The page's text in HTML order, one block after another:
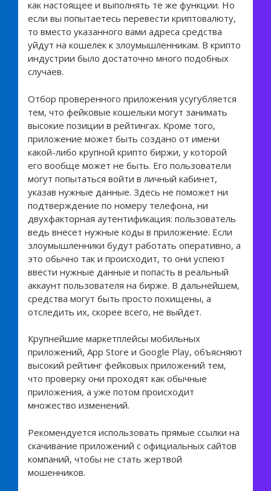
как настоящее и выполнять те же функции. Но
если вы попытаетесь перевести криптовалюту,
то вместо указанного вами адреса средства
уйдут на кошелек к злоумышленникам. В крипто
индустрии было достаточно много подобных
случаев.
Отбор проверенного приложения усугубляется
тем, что фейковые кошельки могут занимать
высокие позиции в рейтингах. Кроме того,
приложение может быть создано от имени
какой-либо крупной крипто биржи, у которой
его вообще может не быть. Его пользователи
могут попытаться войти в личный кабинет,
указав нужные данные. Здесь не поможет ни
подтверждение по номеру телефона, ни
двухфакторная аутентификация: пользователь
ведь внесет нужные коды в приложение. Если
злоумышленники будут работать оперативно, а
это обычно так и происходит, то они успеют
ввести нужные данные и попасть в реальный
аккаунт пользователя на бирже. В дальнейшем,
средства могут быть просто похищены, а
отследить их, скорее всего, не выйдет.
Крупнейшие маркетплейсы мобильных
приложений, App Store и Google Play, объясняют
высокий рейтинг фейковых приложений тем,
что проверку они проходят как обычные
приложения, а уже потом происходит
множество изменений.
Рекомендуется использовать прямые ссылки на
скачивание приложений с официальных сайтов
компаний, чтобы не стать жертвой
мошенников.